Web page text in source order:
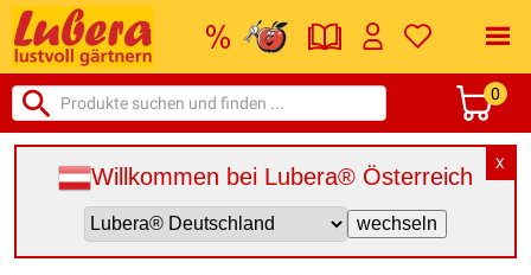
0
X
Willkommen bei Lubera® Österreich